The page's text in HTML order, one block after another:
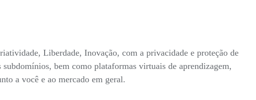
Liberdade, Inovação, com a privacidade e proteção de
subdomínios, bem como plataformas virtuais de aprendizagem,
a você e ao mercado em geral.